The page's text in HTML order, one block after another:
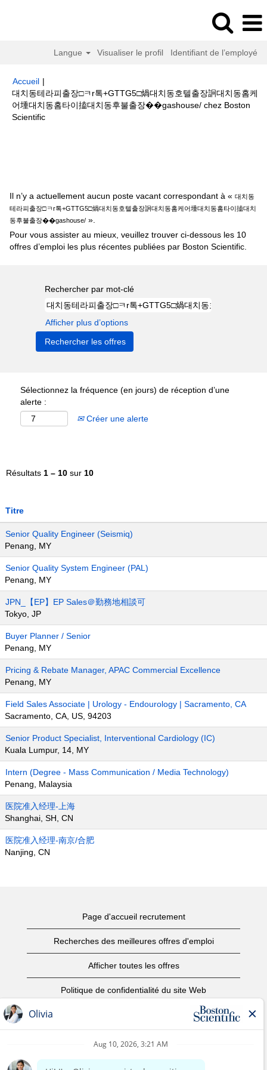
Langue Visualiser le profil Identifiant de l’employé
Accueil |
대치동테라피출장□ㅋr톡+GTTG5□煱대치동호텔출장䛛대치동홈케
어堹대치동홈타이搕대치동후불출장��gashouse/ chez Boston
Scientific(page
Il n’y a actuellement aucun poste vacant correspondant à « 대치동
테라피출장□ㅋr톡+GTTG5□煱대치동호텔출장䛛대치동홈케어堹대치동홈타이搕대치
동후불출장��gashouse/ ».
Pour vous assister au mieux, veuillez trouver ci-dessous les 10
offres d’emploi les plus récentes publiées par Boston Scientific.
Rechercher par mot-clé
Afficher plus d’options
Sélectionnez la fréquence (en jours) de réception d’une
alerte :
Créer une alerte
Résultats 1 – 10 sur 10
Titre
Senior Quality Engineer (Seismiq)
Penang, MY
Senior Quality System Engineer (PAL)
Penang, MY
JPN_【EP】EP Sales＠勤務地相談可
Tokyo, JP
Buyer Planner / Senior
Penang, MY
Pricing & Rebate Manager, APAC Commercial Excellence
Penang, MY
Field Sales Associate | Urology - Endourology | Sacramento, CA
Sacramento, CA, US, 94203
Senior Product Specialist, Interventional Cardiology (IC)
Kuala Lumpur, 14, MY
Intern (Degree - Mass Communication / Media Technology)
Penang, Malaysia
医院准入经理-上海
Shanghai, SH, CN
医院准入经理-南京/合肥
Nanjing, CN
Page d'accueil recrutement
Recherches des meilleures offres d'emploi
Afficher toutes les offres
Politique de confidentialité du site Web